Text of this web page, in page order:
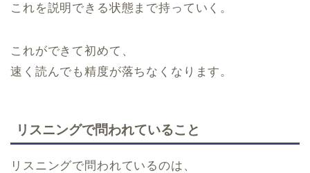
これを説明できる状態まで持っていく。
これができて初めて、
速く読んでも精度が落ちなくなります。
リスニングで問われていること
リスニングで問われているのは、